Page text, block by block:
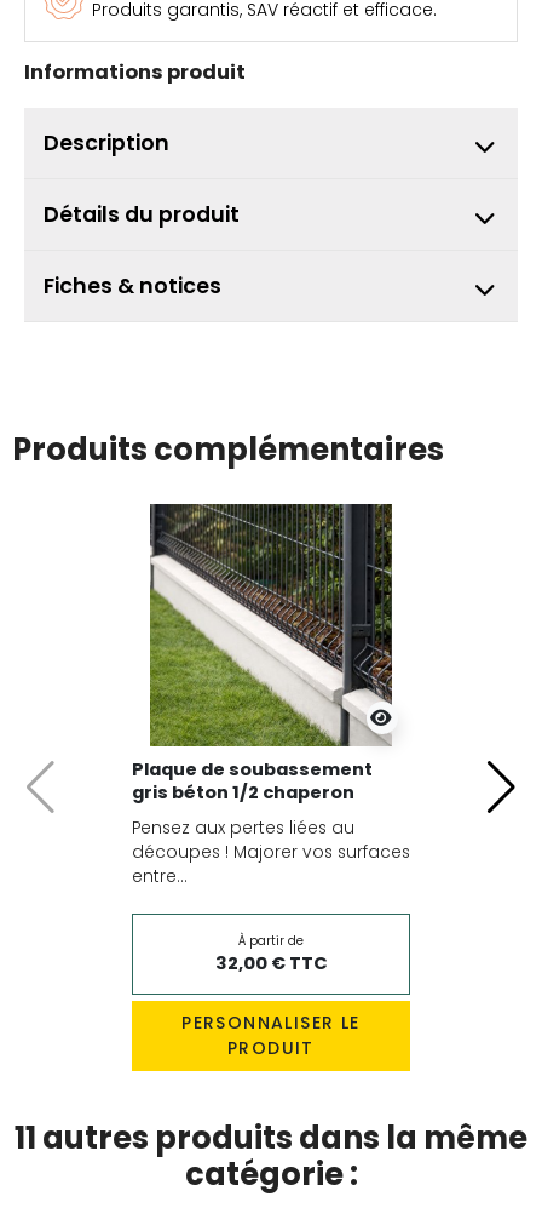
Produits garantis, SAV réactif et efficace.
Informations produit
Description
Détails du produit
Fiches & notices
Produits complémentaires
Plaque de soubassement
gris béton 1/2 chaperon
Pensez aux pertes liées au
découpes ! Majorer vos surfaces
entre...
À partir de
32,00 € TTC
PERSONNALISER LE
PRODUIT
Précédent
11 autres produits dans la même
catégorie :